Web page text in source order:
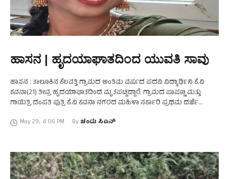
ಹಾಸನ | ಹೃದಯಾಘಾತದಿಂದ ಯುವತಿ ಸಾವು
ಹಾಸನ : ತಾಲೂಕಿನ ಕೆಲವತ್ತಿ ಗ್ರಾಮದ ಅಂತಿಮ ವರ್ಷದ ಪದವಿ ವಿದ್ಯಾರ್ಥಿನಿ ಕೆ.ವಿ
ಕವನಾ(21) ತೀವ್ರ ಹೃದಯಾಘಾತದಿಂದ ಮೃತಪಟ್ಟಿದ್ದಾರೆ. ಗ್ರಾಮದ ಪಾಪಣ್ಣ ಮತ್ತು
ಗಾಯಿತ್ರಿ ದಂಪತಿ ಪುತ್ರಿ ಕೆ.ವಿ ಕವನಾ ನಗರದ ಮಹಿಳಾ ಸರ್ಕಾರಿ ಪ್ರಥಮ ದರ್ಜೆ
May 29, 4:06 PM By ಚಂದು ಸಿಎನ್